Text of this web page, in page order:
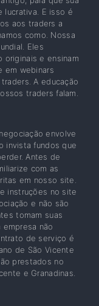
lucrativa. E isso é
aos traders a
como. Nossa
Eles
e ensinam
em webinars
A educação
traders falam.
envolve
invista fundos que
Antes de
com as
em nosso site.
instruções no site
e não são
tomam suas
não
de serviço é
de São Vicente
prestados no
e Granadinas.